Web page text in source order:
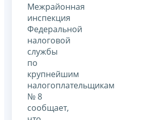
Межрайонная
инспекция
Федеральной
налоговой
службы
по
крупнейшим
налогоплательщикам
№ 8
сообщает,